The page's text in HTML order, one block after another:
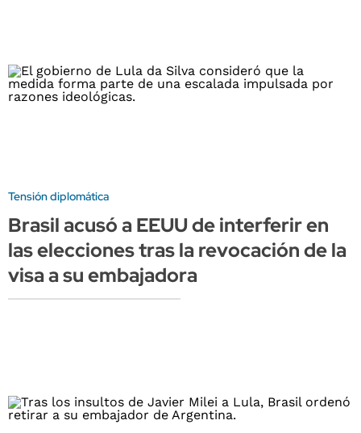
Tensión diplomática
Brasil acusó a EEUU de interferir en
las elecciones tras la revocación de la
visa a su embajadora